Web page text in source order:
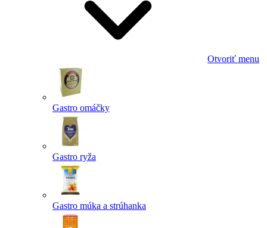
Otvoriť menu
Gastro omáčky
Gastro ryža
Gastro múka a strúhanka